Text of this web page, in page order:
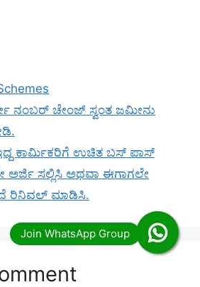
ನಂಬರ್ ಚೇಂಜ್‌ ಸ್ವಂತ ಜಮೀನು
ಕಾರ್ಮಿಕರಿಗೆ ಉಚಿತ ಬಸ್ ಪಾಸ್
ಅರ್ಜಿ ಸಲ್ಲಿಸಿ ಅಥವಾ ಈಗಾಗಲೇ
ರಿನಿವಲ್ ಮಾಡಿಸಿ.